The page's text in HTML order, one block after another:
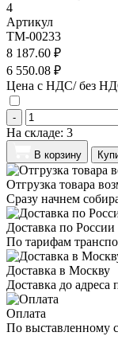
4
Артикул
TM-00233
8 187.60 ₽
6 550.08 ₽
Цена с НДС/ без
-
На складе: 3
В корзину
Отгрузка товара
Сразу начнем
Доставка по России
По тарифам
Доставка в Москву
Доставка до адреса
Оплата
По выставленному